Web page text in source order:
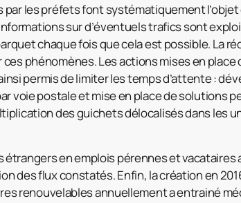
les préfets font systématiquement
sur d’éventuels trafics sont
chaque fois que cela est possible. La
phénomènes. Les actions mises en place
permis de limiter les temps d’attente :
voie postale et mise en place de solutions
des guichets délocalisés dans les
en emplois pérennes et vacataires
des flux constatés. Enfin, la création en
renouvelables annuellement a entrainé